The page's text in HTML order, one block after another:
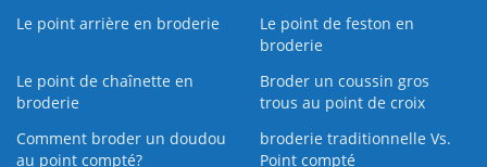
Le point arrière en broderie
Le point de feston en
broderie
Le point de chaînette en
broderie
Broder un coussin gros
trous au point de croix
Comment broder un doudou
au point compté?
broderie traditionnelle Vs.
Point compté